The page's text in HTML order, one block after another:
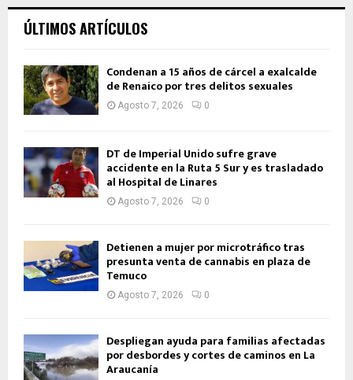
ÚLTIMOS ARTÍCULOS
Condenan a 15 años de cárcel a exalcalde
de Renaico por tres delitos sexuales
Agosto 7, 2026 0
DT de Imperial Unido sufre grave
accidente en la Ruta 5 Sur y es trasladado
al Hospital de Linares
Agosto 7, 2026 0
Detienen a mujer por microtráfico tras
presunta venta de cannabis en plaza de
Temuco
Agosto 7, 2026 0
Despliegan ayuda para familias afectadas
por desbordes y cortes de caminos en La
Araucanía